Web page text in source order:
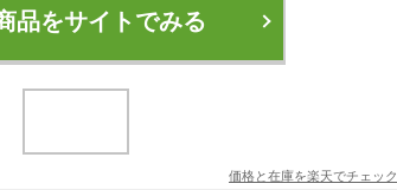
品をサイトでみる
価格と在庫を楽天でチェック